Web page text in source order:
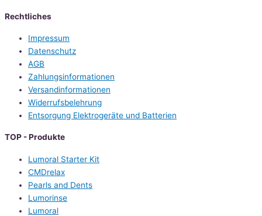
Rechtliches
Impressum
Datenschutz
AGB
Zahlungsinformationen
Versandinformationen
Widerrufsbelehrung
Entsorgung Elektrogeräte und Batterien
TOP - Produkte
Lumoral Starter Kit
CMDrelax
Pearls and Dents
Lumorinse
Lumoral